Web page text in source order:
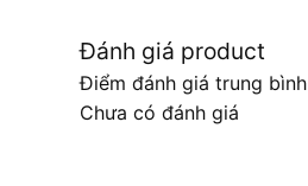
Đánh giá product
Điểm đánh giá trung bình
Chưa có đánh giá